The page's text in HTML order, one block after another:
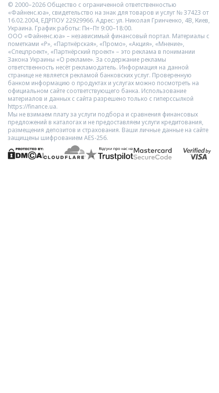
© 2000–2026 Общество с ограниченной ответственностью
«Файненс.юа», свидетельство на знак для товаров и услуг № 37423 от
16.02.2004, ЕДРПОУ 22929966. Адрес: ул. Николая Гринченко, 4В, Киев,
Украина. График работы: Пн–Пт 9:00–18:00.
ООО «Файненс.юа» – независимый финансовый портал. Материалы с
пометками «Р», «Партнёрская», «Промо», «Акция», «Мнение»,
«Спецпроект», «Партнёрский проект» – это реклама в понимании
Закона Украины «О рекламе». За содержание рекламы
ответственность несёт рекламодатель. Информация на данной
странице не является рекламой банковских услуг. Проверенную
банком информацию о продуктах и услугах можно посмотреть на
официальном сайте соответствующего банка. Использование
материалов и данных с сайта разрешено только с гиперссылкой
https://finance.ua.
Мы не взимаем плату за услуги подбора и сравнения финансовых
предложений в каталогах и не предоставляем услуги кредитования,
размещения депозитов и страхования. Ваши личные данные на сайте
защищены шифрованием AES-256.